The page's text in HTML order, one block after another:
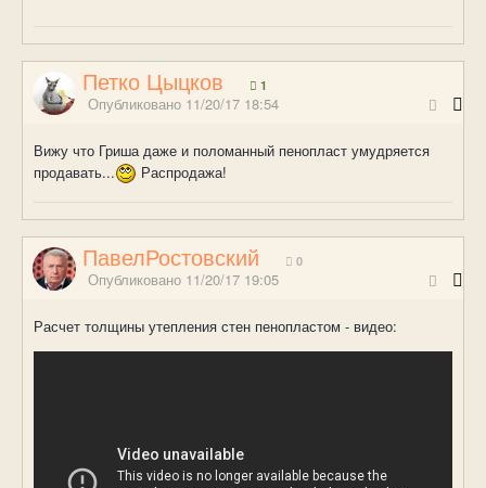
Петко Цыцков 1
Опубликовано 11/20/17 18:54
Вижу что Гриша даже и поломанный пенопласт умудряется
продавать...
Распродажа!
ПавелРостовский 0
Опубликовано 11/20/17 19:05
Расчет толщины утепления стен пенопластом - видео: